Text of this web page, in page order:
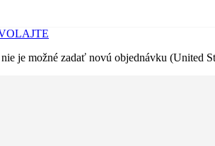
je možné zadať novú objednávku (United